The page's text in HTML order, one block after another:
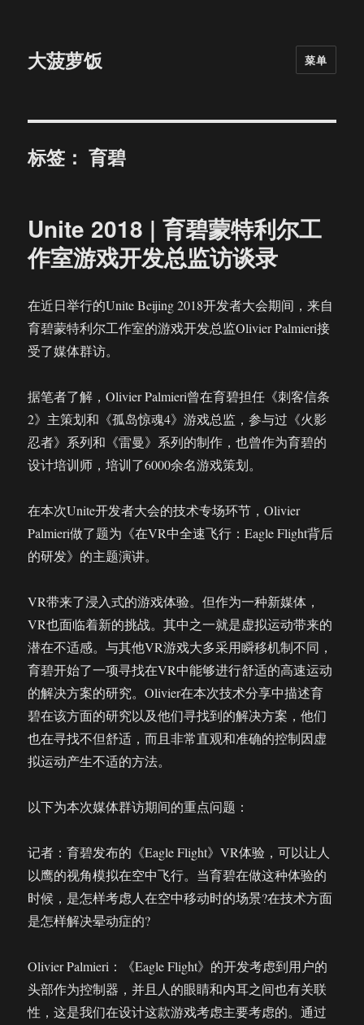
大菠萝饭 菜单
标签：育碧
Unite 2018 | 育碧蒙特利尔工
作室游戏开发总监访谈录
在近日举行的Unite Beijing 2018开发者大会期间，来自
育碧蒙特利尔工作室的游戏开发总监Olivier Palmieri接
受了媒体群访。
据笔者了解，Olivier Palmieri曾在育碧担任《刺客信条
2》主策划和《孤岛惊魂4》游戏总监，参与过《火影
忍者》系列和《雷曼》系列的制作，也曾作为育碧的
设计培训师，培训了6000余名游戏策划。
在本次Unite开发者大会的技术专场环节，Olivier
Palmieri做了题为《在VR中全速飞行：Eagle Flight背后
的研发》的主题演讲。
VR带来了浸入式的游戏体验。但作为一种新媒体，
VR也面临着新的挑战。其中之一就是虚拟运动带来的
潜在不适感。与其他VR游戏大多采用瞬移机制不同，
育碧开始了一项寻找在VR中能够进行舒适的高速运动
的解决方案的研究。Olivier在本次技术分享中描述育
碧在该方面的研究以及他们寻找到的解决方案，他们
也在寻找不但舒适，而且非常直观和准确的控制因虚
拟运动产生不适的方法。
以下为本次媒体群访期间的重点问题：
记者：育碧发布的《Eagle Flight》VR体验，可以让人
以鹰的视角模拟在空中飞行。当育碧在做这种体验的
时候，是怎样考虑人在空中移动时的场景?在技术方面
是怎样解决晕动症的?
Olivier Palmieri：《Eagle Flight》的开发考虑到用户的
头部作为控制器，并且人的眼睛和内耳之间也有关联
性，这是我们在设计这款游戏考虑主要考虑的。通过